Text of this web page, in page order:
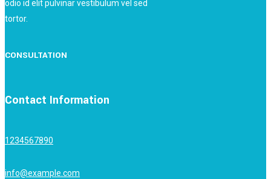
odio id elit pulvinar vestibulum vel sed
tortor.
CONSULTATION
Contact Information
1234567890
info@example.com